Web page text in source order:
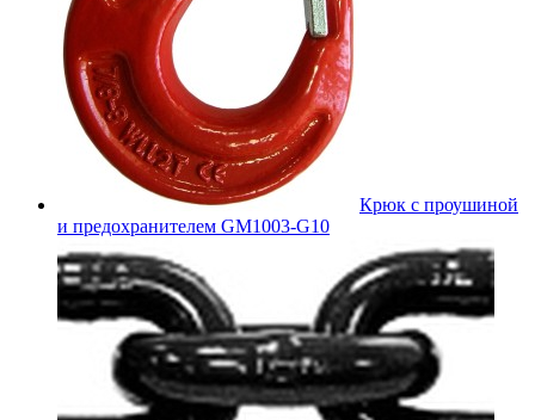
Крюк с проушиной
и предохранителем GM1003-G10